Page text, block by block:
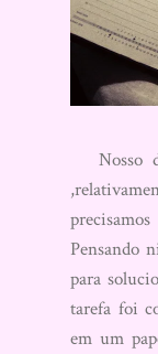
Nosso
Pensando
para
tarefa foi
em um